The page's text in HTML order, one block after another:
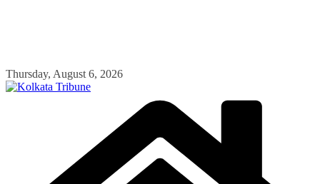
Skip
to
Thursday, August 6, 2026